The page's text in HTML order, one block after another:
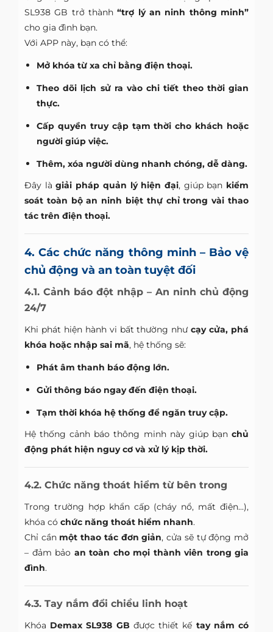
SL938 GB trở thành“trợ lý an ninh thông minh”
cho gia đình bạn.
Với APP này, bạn có thể:
Mở khóa từ xa chỉ bằng điện thoại.
Theo dõi lịch sử ra vào chi tiết theo thời gian
thực.
Cấp quyền truy cập tạm thời cho khách hoặc
người giúp việc.
Thêm, xóa người dùng nhanh chóng, dễ dàng.
Đây làgiải pháp quản lý hiện đại, giúp bạn kiểm
soát toàn bộ an ninh biệt thự chỉ trong vài thao
tác trên điện thoại.
4. Các chức năng thông minh – Bảo vệ
chủ động và an toàn tuyệt đối
4.1. Cảnh báo đột nhập – An ninh chủ động
24/7
Khi phát hiện hành vi bất thường nhưcạy cửa, phá
khóa hoặc nhập sai mã, hệ thống sẽ:
Phát âm thanh báo động lớn.
Gửi thông báo ngay đến điện thoại.
Tạm thời khóa hệ thống để ngăn truy cập.
Hệ thống cảnh báo thông minh này giúp bạn chủ
động phát hiện nguy cơ và xử lý kịp thời.
4.2. Chức năng thoát hiểm từ bên trong
Trong trường hợp khẩn cấp (cháy nổ, mất điện...),
khóa có chức năng thoát hiểm nhanh.
Chỉ cần một thao tác đơn giản, cửa sẽ tự động mở
– đảm bảo an toàn cho mọi thành viên trong gia
đình.
4.3. Tay nắm đổi chiều linh hoạt
Khóa Demax SL938 GB được thiết kế tay nắm có